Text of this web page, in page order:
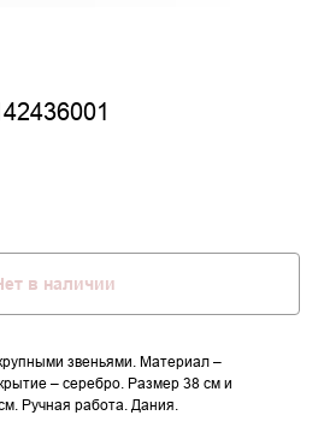
в наличии
звеньями. Материал –
– серебро. Размер 38 см и
Ручная работа. Дания.